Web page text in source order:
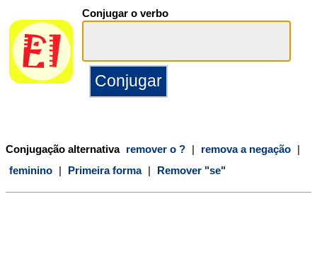
Conjugar o verbo
Conjugação alternativa remover o ? | remova a negação |
feminino | Primeira forma | Remover "se"